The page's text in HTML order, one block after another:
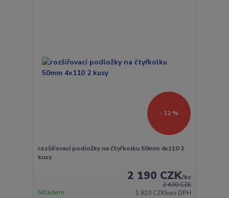
- 12 %
rozšiřovací podložky na čtyřkolku 50mm 4x110 2
kusy
2 490 CZK
2 190 CZK/ks
1 810 CZKbez DPH
Skladem